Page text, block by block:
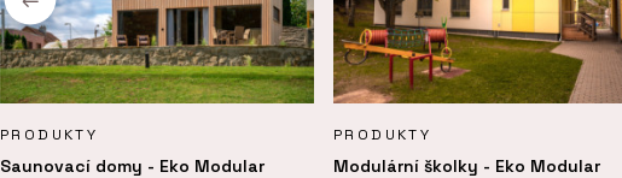
PRODUKTY
Saunovací domy - Eko Modular
PRODUKTY
Modulární školky - Eko Modular